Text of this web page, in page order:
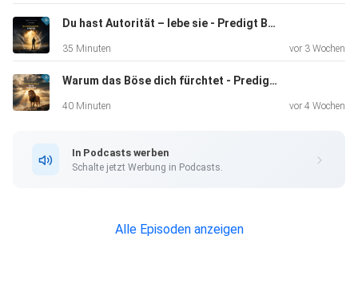
Du hast Autorität – lebe sie - Predigt Bobby Schuller
35 Minuten vor 3 Wochen
Warum das Böse dich fürchtet - Predigt Bobby Schuller
40 Minuten vor 4 Wochen
In Podcasts werben
Schalte jetzt Werbung in Podcasts.
Alle Episoden anzeigen